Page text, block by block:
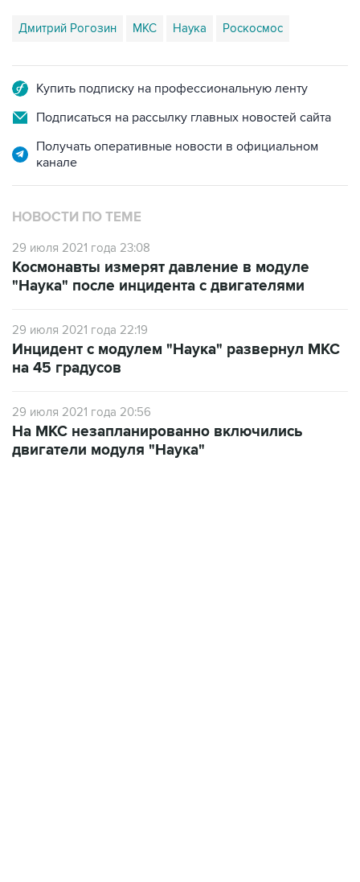
Дмитрий Рогозин МКС Наука Роскосмос
Купить подписку на профессиональную ленту
Подписаться на рассылку главных новостей сайта
Получать оперативные новости в официальном
канале
НОВОСТИ ПО ТЕМЕ
29 июля 2021 года 23:08
Космонавты измерят давление в модуле
"Наука" после инцидента с двигателями
29 июля 2021 года 22:19
Инцидент с модулем "Наука" развернул МКС
на 45 градусов
29 июля 2021 года 20:56
На МКС незапланированно включились
двигатели модуля "Наука"